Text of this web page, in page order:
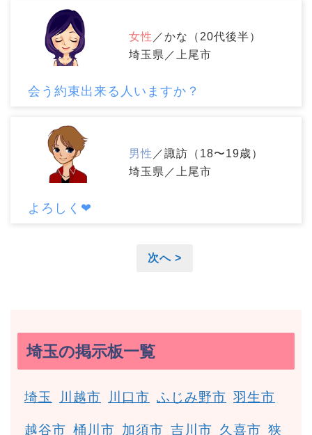
女性 ／かな（20代後半）
埼玉県／上尾市
会う約束出来る人いますか？
男性 ／諏訪（18〜19歳）
埼玉県／上尾市
よろしく❤
次へ >
埼玉の掲示板一覧
埼玉 川越市 川口市 ふじみ野市 羽生市
越谷市 桶川市 加須市 吉川市 久喜市 狭